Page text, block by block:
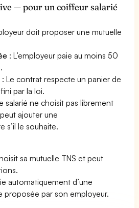
— pour un coiffeur salarié
doit proposer une mutuelle
: L’employeur paie au moins 50
: Le contrat respecte un panier de
par la loi.
salarié ne choisit pas librement
ajouter une
s’il le souhaite.
sa mutuelle TNS et peut
automatiquement d’une
proposée par son employeur.